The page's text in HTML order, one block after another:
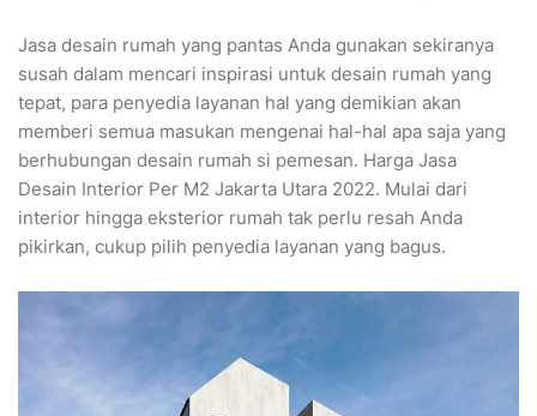
Jasa desain rumah yang pantas Anda gunakan sekiranya
susah dalam mencari inspirasi untuk desain rumah yang
tepat, para penyedia layanan hal yang demikian akan
memberi semua masukan mengenai hal-hal apa saja yang
berhubungan desain rumah si pemesan. Harga Jasa
Desain Interior Per M2 Jakarta Utara 2022. Mulai dari
interior hingga eksterior rumah tak perlu resah Anda
pikirkan, cukup pilih penyedia layanan yang bagus.